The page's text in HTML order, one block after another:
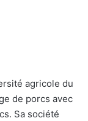
agricole du
de porcs avec
Sa société